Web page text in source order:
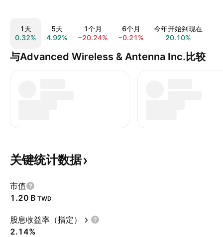
1天
0.32%
5天
4.92%
1个月
−20.24%
6个月
−0.21%
今年开始到现在
20.10%
与Advanced Wireless & Antenna Inc.比较
关键统计数据
市值
‪1.20 B‬ TWD
股息收益率（指定）
2.14%